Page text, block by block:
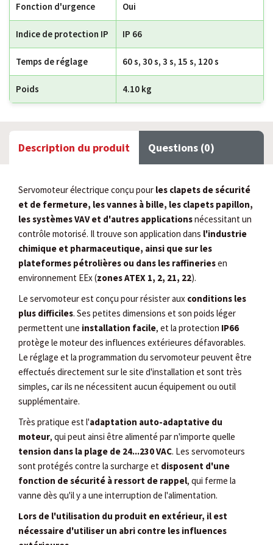
Fonction d'urgence Oui
Indice de protection IP IP 66
Temps de réglage 60 s, 30 s, 3 s, 15 s, 120 s
Poids 4.10 kg
Description du produit Questions (0)
Servomoteur électrique conçu pour les clapets de sécurité
et de fermeture, les vannes à bille, les clapets papillon,
les systèmes VAV et d'autres applicationsnécessitant un
contrôle motorisé. Il trouve son application dans l'industrie
chimique et pharmaceutique, ainsi que sur les
plateformes pétrolières ou dans les raffineriesen
environnement EEx (zones ATEX 1, 2, 21, 22).
Le servomoteur est conçu pour résister aux conditions les
plus difficiles. Ses petites dimensions et son poids léger
permettent une installation facile, et la protection IP66
protège le moteur des influences extérieures défavorables.
Le réglage et la programmation du servomoteur peuvent être
effectués directement sur le site d'installation et sont très
simples, car ils ne nécessitent aucun équipement ou outil
supplémentaire.
Très pratique est l'adaptation auto-adaptative du
moteur, qui peut ainsi être alimenté par n'importe quelle
tension dans la plage de 24...230 VAC. Les servomoteurs
sont protégés contre la surcharge et disposent d'une
fonction de sécurité à ressort de rappel, qui ferme la
vanne dès qu'il y a une interruption de l'alimentation.
Lors de l'utilisation du produit en extérieur, il est
nécessaire d'utiliser un abri contre les influences